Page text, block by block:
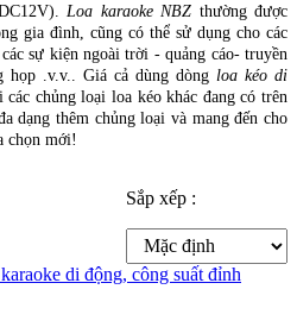
Loa karaoke NBZ thường được
gia đình, cũng có thể sử dụng cho các
sự kiện ngoài trời - quảng cáo- truyền
họp .v.v.. Giá cả dùng dòng loa kéo di
chủng loại loa kéo khác đang có trên
dạng thêm chủng loại và mang đến cho
chọn mới!
Sắp xếp :